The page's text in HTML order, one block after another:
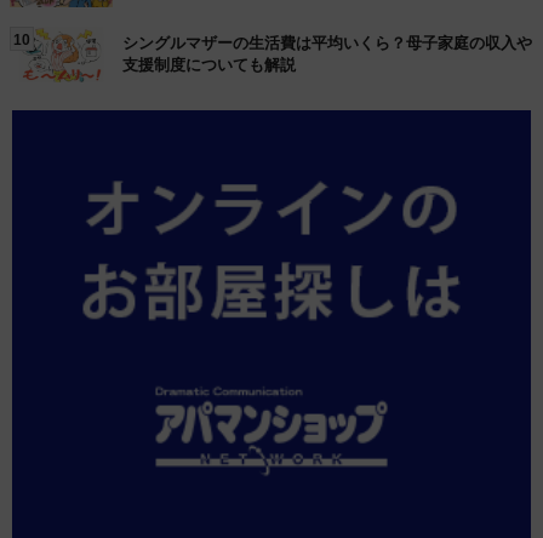
10
シングルマザーの生活費は平均いくら？母子家庭の収入や
支援制度についても解説